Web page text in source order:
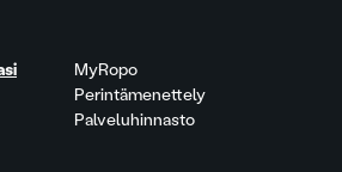
MyRopo
Perintämenettely
Palveluhinnasto